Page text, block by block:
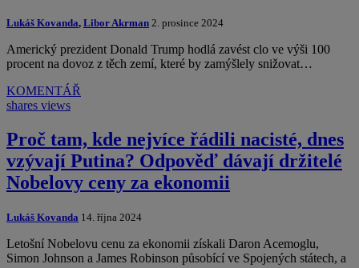
Lukáš Kovanda, Libor Akrman 2. prosince 2024
Americký prezident Donald Trump hodlá zavést clo ve výši 100
procent na dovoz z těch zemí, které by zamýšlely snižovat…
KOMENTÁŘ
shares views
Proč tam, kde nejvíce řádili nacisté, dnes
vzývají Putina? Odpověď dávají držitelé
Nobelovy ceny za ekonomii
Lukáš Kovanda 14. října 2024
Letošní Nobelovu cenu za ekonomii získali Daron Acemoglu,
Simon Johnson a James Robinson působící ve Spojených státech, a